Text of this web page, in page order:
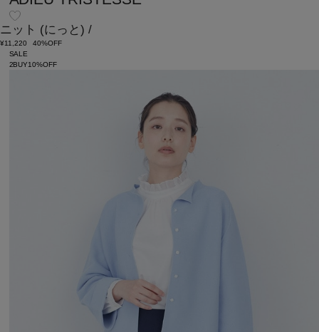
ニット (にっと) /
¥11,220
40%OFF
SALE
2BUY10%OFF